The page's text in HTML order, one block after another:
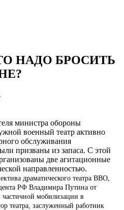
НАДО БРОСИТЬ
министра обороны
военный театр активно
обслуживания
призваны из запаса. С этой
две агитационные
направленностью.
драматического театра ВВО,
РФ Владимира Путина от
частичной мобилизации в
театра, заслуженный работник